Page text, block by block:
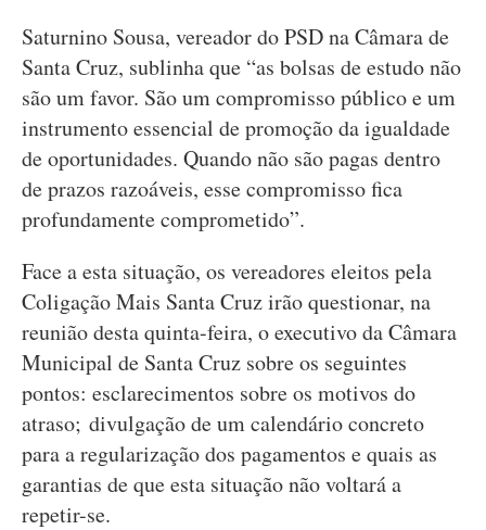
Saturnino Sousa, vereador do PSD na Câmara de
Santa Cruz, sublinha que “as bolsas de estudo não
são um favor. São um compromisso público e um
instrumento essencial de promoção da igualdade
de oportunidades. Quando não são pagas dentro
de prazos razoáveis, esse compromisso fica
profundamente comprometido”.
Face a esta situação, os vereadores eleitos pela
Coligação Mais Santa Cruz irão questionar, na
reunião desta quinta-feira, o executivo da Câmara
Municipal de Santa Cruz sobre os seguintes
pontos: esclarecimentos sobre os motivos do
atraso; divulgação de um calendário concreto
para a regularização dos pagamentos e quais as
garantias de que esta situação não voltará a
repetir-se.